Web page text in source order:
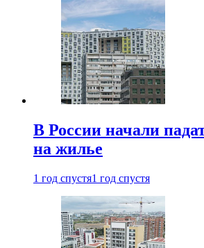
В России начали
на жилье
1 год спустя1 год спустя